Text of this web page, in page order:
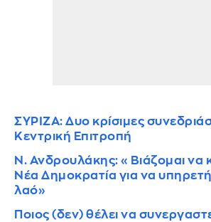
ΣΥΡΙΖΑ: Δυο κρίσιμες
Κεντρική Επιτροπή
Ν. Ανδρουλάκης: «Βιάζομαι να
Νέα Δημοκρατία για να
λαό»
Ποιος (δεν) θέλει να